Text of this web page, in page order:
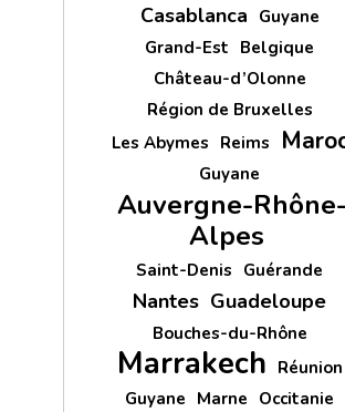
Casablanca Guyane
Grand-Est Belgique
Château-d’Olonne
Région de Bruxelles
Les Abymes Reims
Guyane
Auvergne-Rhône-
Alpes
Saint-Denis Guérande
Nantes Guadeloupe
Bouches-du-Rhône
Marrakech Réunion
Guyane Marne Occitanie